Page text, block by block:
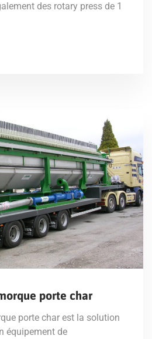
des rotary press de 1
porte char
porte char est la solution
équipement de